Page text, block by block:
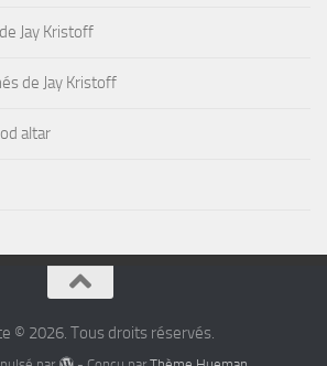
Jay Kristoff
de Jay Kristoff
altar
© 2026. Tous droits réservés.